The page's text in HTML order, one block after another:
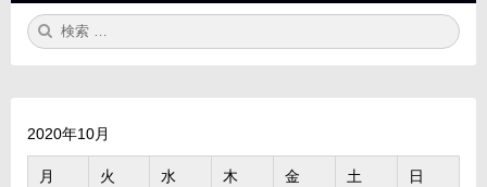
検
索:
2020年10月
月 火 水 木 金 土 日